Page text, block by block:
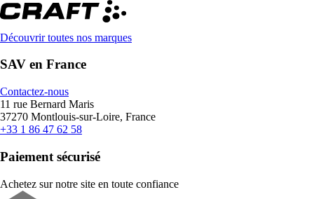
Découvrir toutes nos marques
SAV en France
Contactez-nous
11 rue Bernard Maris
37270 Montlouis-sur-Loire, France
+33 1 86 47 62 58
Paiement sécurisé
Achetez sur notre site en toute confiance